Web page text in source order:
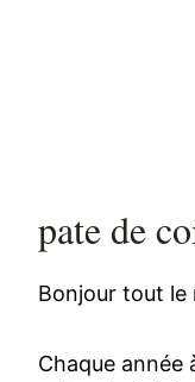
pate de
Bonjour tout le
Chaque année